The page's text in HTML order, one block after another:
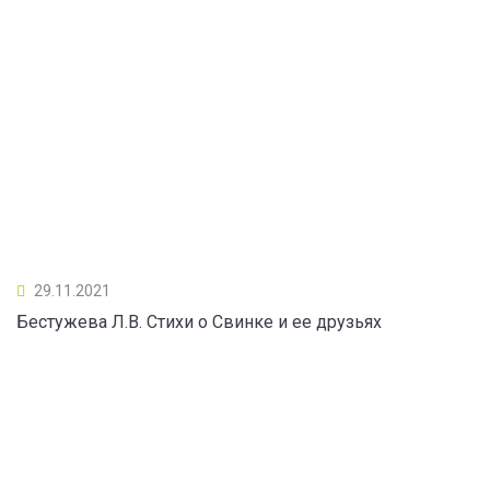
29.11.2021
Бестужева Л.В. Стихи о Свинке и ее друзьях